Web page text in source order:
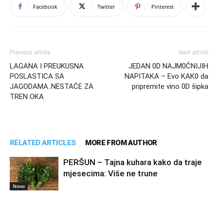
Facebook Twitter Pinterest
Previous article
LAGANA I PREUKUSNA
POSLASTICA SA
JAGODAMA..NESTAĆE ZA
TREN OKA
Next article
JEDAN 0D NAJM0ĆNIJIH
NAPITAKA – Evo KAK0 da
pripremite vino 0D šipka
RELATED ARTICLES MORE FROM AUTHOR
Novo
PERŠUN – Tajna kuhara kako da traje
mjesecima: Više ne trune